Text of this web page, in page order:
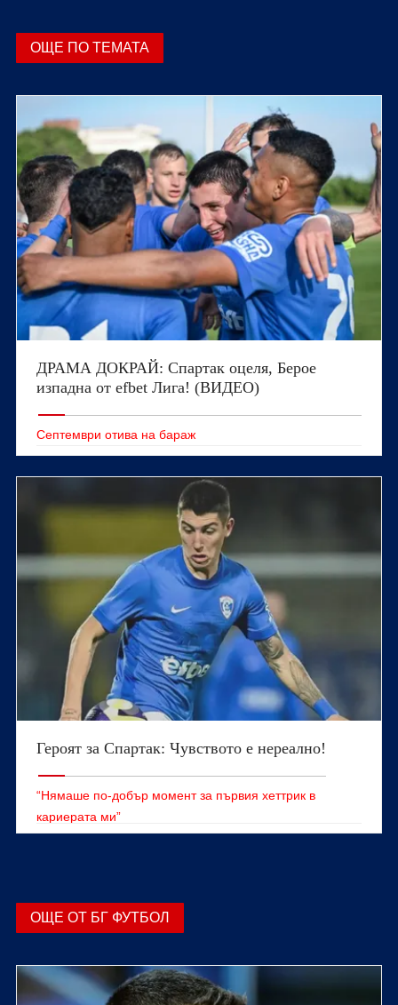
ОЩЕ ПО ТЕМАТА
ДРАМА ДОКРАЙ: Спартак оцеля, Берое
изпадна от efbet Лига! (ВИДЕО)
Септември отива на бараж
Героят за Спартак: Чувството е нереално!
“Нямаше по-добър момент за първия хеттрик в
кариерата ми”
ОЩЕ ОТ БГ ФУТБОЛ